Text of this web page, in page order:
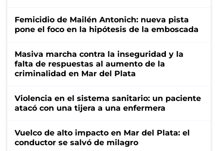
Femicidio de Mailén Antonich: nueva pista
pone el foco en la hipótesis de la emboscada
Masiva marcha contra la inseguridad y la
falta de respuestas al aumento de la
criminalidad en Mar del Plata
Violencia en el sistema sanitario: un paciente
atacó con una tijera a una enfermera
Vuelco de alto impacto en Mar del Plata: el
conductor se salvó de milagro